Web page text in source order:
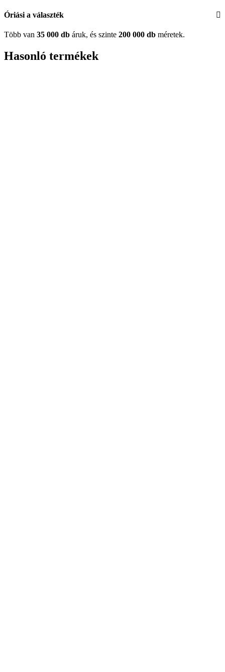
Óriási a választék
Több van 35 000 db áruk, és szinte 200 000 db méretek.
Hasonló termékek